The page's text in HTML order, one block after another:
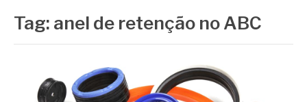
Tag: anel de retenção no ABC